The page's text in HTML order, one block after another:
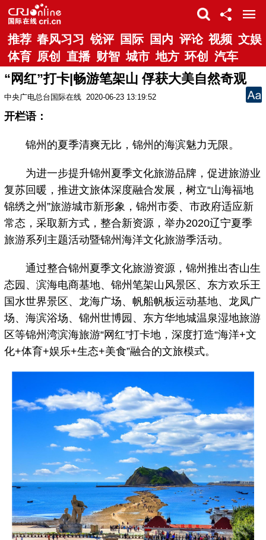
推荐 春风习习 锐评 国际 国内 评论 视频 文娱
体育 原创 直播 财智 城市 地方 环创 汽车
“网红”打卡|畅游笔架山 俘获大美自然奇观
中央广电总台国际在线 2020-06-23 13:19:52
开栏语：
锦州的夏季清爽无比，锦州的海滨魅力无限。
为进一步提升锦州夏季文化旅游品牌，促进旅游业
复苏回暖，推进文旅体深度融合发展，树立“山海福地
锦绣之州”旅游城市新形象，锦州市委、市政府适应新
常态，采取新方式，整合新资源，举办2020辽宁夏季
旅游系列主题活动暨锦州海洋文化旅游季活动。
通过整合锦州夏季文化旅游资源，锦州推出杏山生
态园、滨海电商基地、锦州笔架山风景区、东方欢乐王
国水世界景区、龙海广场、帆船帆板运动基地、龙凤广
场、海滨浴场、锦州世博园、东方华地城温泉湿地旅游
区等锦州湾滨海旅游“网红”打卡地，深度打造“海洋+文
化+体育+娱乐+生态+美食”融合的文旅模式。